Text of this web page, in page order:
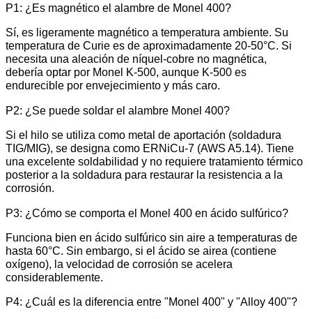
P1: ¿Es magnético el alambre de Monel 400?
Sí, es ligeramente magnético a temperatura ambiente. Su
temperatura de Curie es de aproximadamente 20-50°C. Si
necesita una aleación de níquel-cobre no magnética,
debería optar por Monel K-500, aunque K-500 es
endurecible por envejecimiento y más caro.
P2: ¿Se puede soldar el alambre Monel 400?
Si el hilo se utiliza como metal de aportación (soldadura
TIG/MIG), se designa como ERNiCu-7 (AWS A5.14). Tiene
una excelente soldabilidad y no requiere tratamiento térmico
posterior a la soldadura para restaurar la resistencia a la
corrosión.
P3: ¿Cómo se comporta el Monel 400 en ácido sulfúrico?
Funciona bien en ácido sulfúrico sin aire a temperaturas de
hasta 60°C. Sin embargo, si el ácido se airea (contiene
oxígeno), la velocidad de corrosión se acelera
considerablemente.
P4: ¿Cuál es la diferencia entre "Monel 400" y "Alloy 400"?